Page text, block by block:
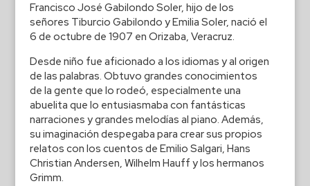
Francisco José Gabilondo Soler, hijo de los
señores Tiburcio Gabilondo y Emilia Soler, nació el
6 de octubre de 1907 en Orizaba, Veracruz.
Desde niño fue aficionado a los idiomas y al origen
de las palabras. Obtuvo grandes conocimientos
de la gente que lo rodeó, especialmente una
abuelita que lo entusiasmaba con fantásticas
narraciones y grandes melodías al piano. Además,
su imaginación despegaba para crear sus propios
relatos con los cuentos de Emilio Salgari, Hans
Christian Andersen, Wilhelm Hauff y los hermanos
Grimm.